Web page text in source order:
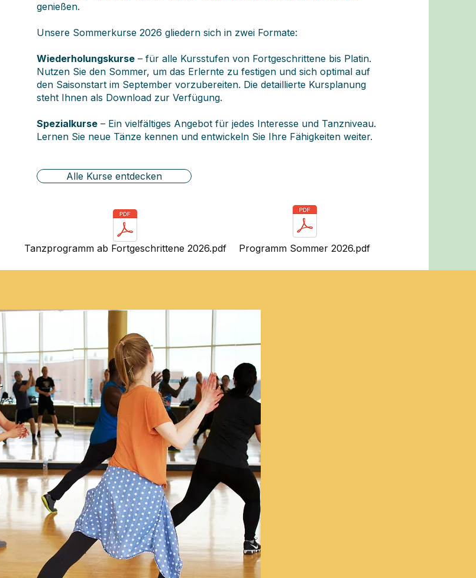
genießen.
Unsere Sommerkurse 2026 gliedern sich in zwei Formate:
Wiederholungskurse– für alle Kursstufen von Fortgeschrittene bis Platin.
Nutzen Sie den Sommer, um das Erlernte zu festigen und sich optimal auf
den Saisonstart im September vorzubereiten. Die detaillierte Kursplanung
steht Ihnen als Download zur Verfügung.
Spezialkurse– Ein vielfältiges Angebot für jedes Interesse und Tanzniveau.
Lernen Sie neue Tänze kennen und entwickeln Sie Ihre Fähigkeiten weiter.
Alle Kurse entdecken
Tanzprogramm ab Fortgeschrittene 2026.pdf Programm Sommer 2026.pdf